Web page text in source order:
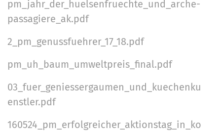
pm_jahr_der_huelsenfruechte_und_arche-
passagiere_ak.pdf
2_pm_genussfuehrer_17_18.pdf
pm_uh_baum_umweltpreis_final.pdf
03_fuer_geniessergaumen_und_kuechenku
enstler.pdf
160524_pm_erfolgreicher_aktionstag_in_ko